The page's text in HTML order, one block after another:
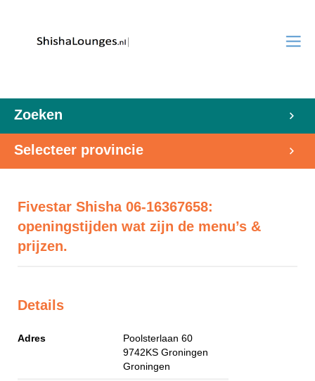
Zoeken
Selecteer provincie
Fivestar Shisha 06-16367658:
openingstijden wat zijn de menu’s &
prijzen.
Details
Adres
Poolsterlaan 60
9742KS Groningen
Groningen